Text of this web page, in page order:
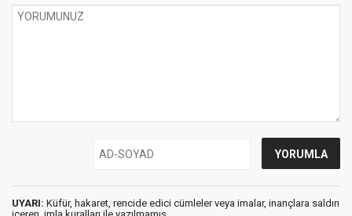
UYARI: Küfür, hakaret, rencide edici cümleler veya imalar, inançlara saldırı